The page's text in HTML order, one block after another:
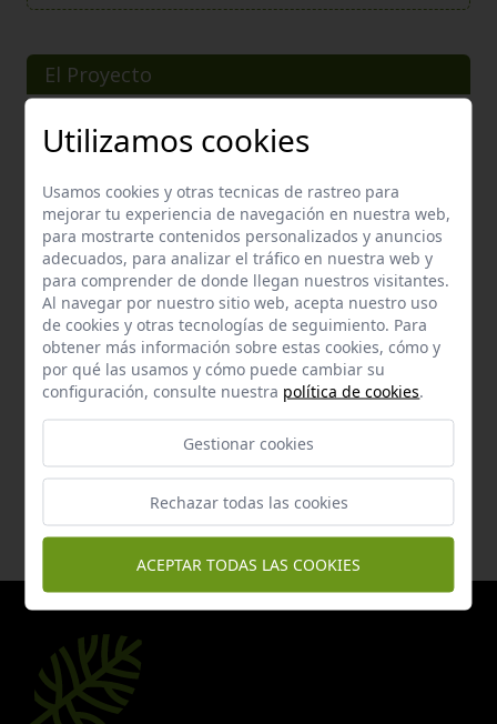
El Proyecto
Por qué Caminos Vivos
Qué es Caminos Vivos
El promotor
Los Grupos de Desarrollo Rural
FEDER
Código de buenas prácticas
Utilizamos cookies
Usamos cookies y otras tecnicas de rastreo para
mejorar tu experiencia de navegación en nuestra web,
para mostrarte contenidos personalizados y anuncios
adecuados, para analizar el tráfico en nuestra web y
para comprender de donde llegan nuestros visitantes.
Al navegar por nuestro sitio web, acepta nuestro uso
de cookies y otras tecnologías de seguimiento. Para
obtener más información sobre estas cookies, cómo y
por qué las usamos y cómo puede cambiar su
configuración, consulte nuestra política de cookies.
Gestionar cookies
Rechazar todas las cookies
ACEPTAR TODAS LAS COOKIES